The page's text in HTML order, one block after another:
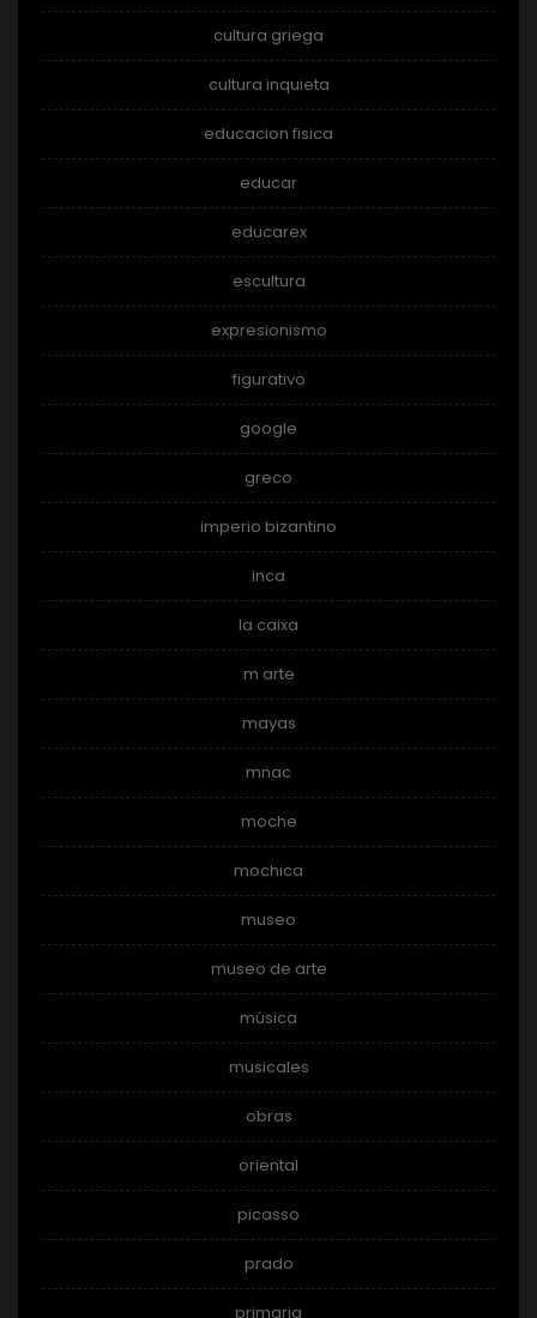
cultura griega
cultura inquieta
educacion fisica
educar
educarex
escultura
expresionismo
figurativo
google
greco
imperio bizantino
inca
la caixa
m arte
mayas
mnac
moche
mochica
museo
museo de arte
música
musicales
obras
oriental
picasso
prado
primaria